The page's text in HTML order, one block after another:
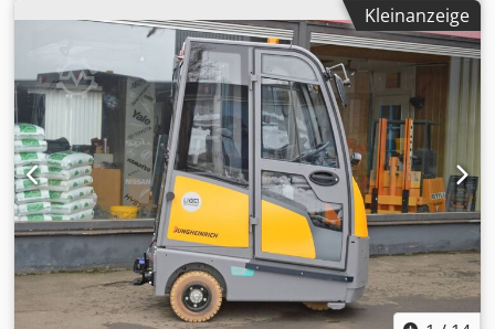
Batteriespannung:48 V, Vorderreifentyp:
Superelastikreifen (schwarz), Hinterreifentyp:
superelastische Reifen (schwarz), Leergewicht: 1.114 kg
Ausstattung: Beleuchtung, Jungheinrich EZS 570 Schlepper
Baujahr 2017 mit ein Batterie von 2021 Crsdpfxsx I Nu To
Apvjf Daten: Jungheinrich EZS 570 Baujahr: 2017
Abgelesene Betriebsstunden (h): 1138 Tragkraft (kg): 7000
Eigengewicht (kg): 1114 Bereifung vorne: Superelastik
Bereifung hinten: Superelastik Batterie-Baujahr: 2021
Batterie-Kapazität (Ah): 260 Batterie-Spannung (V): 48
Zubehör: Anhängerkupplung. Bemerkung: LI-Ionen
Batterie. Zugkraft: 7000 kg 1400 N 5', 5500 N 60' L: 1820
mm. B: 996 mm.
Kleinanzeige